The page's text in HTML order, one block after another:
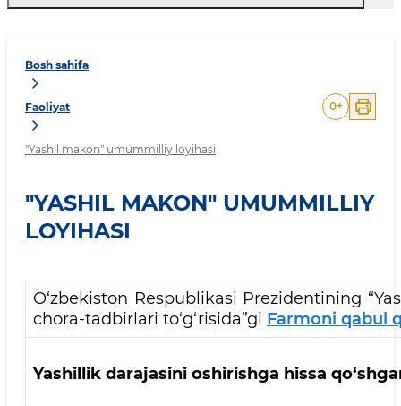
Bosh sahifa
Faoliyat
"Yashil makon" umummilliy loyihasi
0+
"YASHIL MAKON" UMUMMILLIY
LOYIHASI
O‘zbekiston Respublikasi Prezidentining
chora-tadbirlari to‘g‘risida”gi Farmoni qabul
Yashillik darajasini oshirishga hissa